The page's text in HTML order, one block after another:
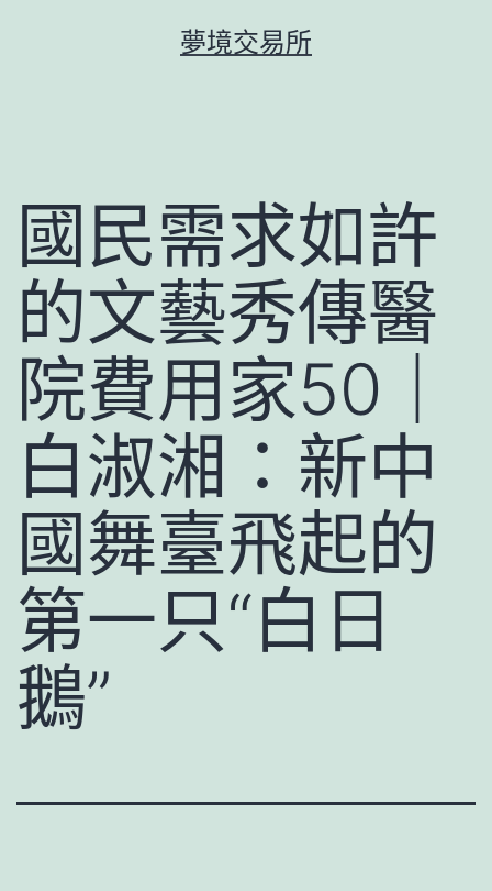
夢境交易所
國民需求如許
的文藝秀傳醫
院費用家50｜
白淑湘：新中
國舞臺飛起的
第一只“白日
鵝”